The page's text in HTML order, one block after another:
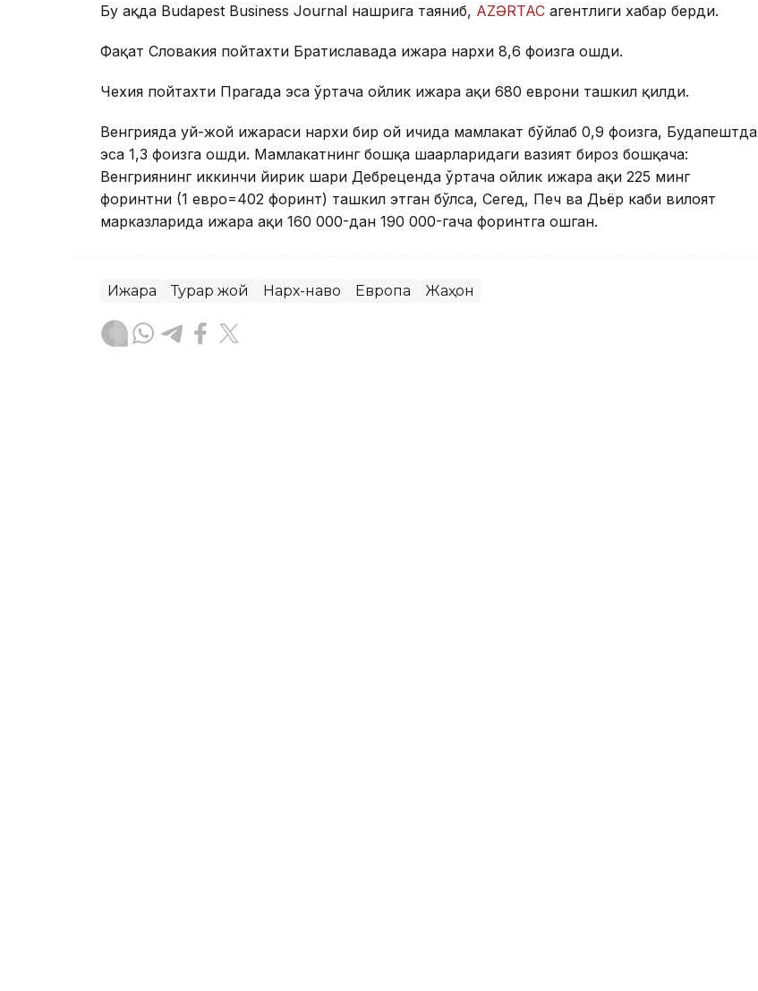
Бу ҳақда Budapest Business Journal нашрига таяниб, AZƏRTAC агентлиги хабар берди.
Фақат Словакия пойтахти Братиславада ижара нархи 8,6 фоизга ошди.
Чехия пойтахти Прагада эса ўртача ойлик ижара ҳақи 680 еврони ташкил қилди.
Венгрияда уй-жой ижараси нархи бир ой ичида мамлакат бўйлаб 0,9 фоизга, Будапештда
эса 1,3 фоизга ошди. Мамлакатнинг бошқа шаҳарларидаги вазият бироз бошқача:
Венгриянинг иккинчи йирик шаҳри Дебреценда ўртача ойлик ижара ҳақи 225 минг
форинтни (1 евро=402 форинт) ташкил этган бўлса, Сегед, Печ ва Дьёр каби вилоят
марказларида ижара ҳақи 160 000-дан 190 000-гача форинтга ошган.
Ижара Турар жой Нарх-наво Европа Жаҳон